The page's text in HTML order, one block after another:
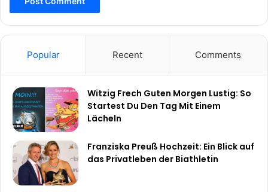
Popular Recent Comments
Witzig Frech Guten Morgen Lustig: So
Startest Du Den Tag Mit Einem
Lächeln
Franziska Preuß Hochzeit: Ein Blick auf
das Privatleben der Biathletin